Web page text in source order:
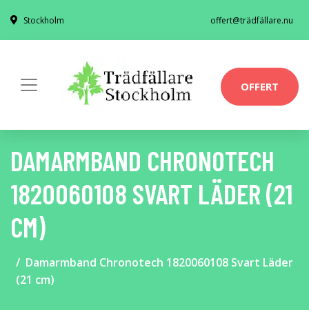
Stockholm offert@trädfällare.nu
OFFERT
DAMARMBAND CHRONOTECH
1820060108 SVART LÄDER (21
CM)
Damarmband Chronotech 1820060108 Svart Läder
(21 cm)